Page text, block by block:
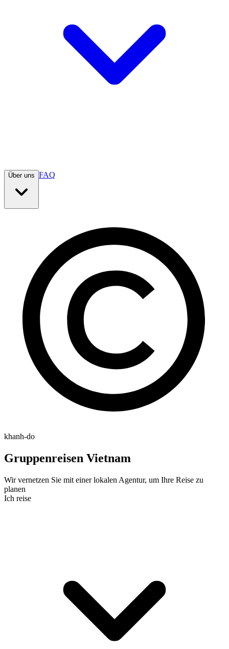
Über uns FAQ
khanh-do
Gruppenreisen Vietnam
Wir vernetzen Sie mit einer lokalen Agentur, um Ihre Reise zu
planen
Ich reise